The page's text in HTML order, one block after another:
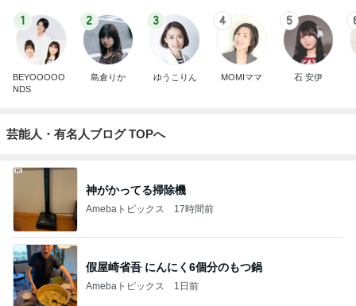
1
BEYOOOOO
NDS
2
島倉りか
3
ゆうこりん
4
MOMIママ
5
石 安伊
芸能人・有名人ブログ TOPへ
神がかってる掃除機
Amebaトピックス 17時間前
假屋崎省吾 にんにく6個分のもつ鍋
Amebaトピックス 1日前